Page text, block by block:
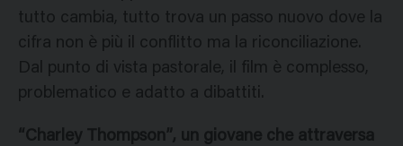
tutto cambia, tutto trova un passo nuovo dove la
cifra non è più il conflitto ma la riconciliazione.
Dal punto di vista pastorale, il film è complesso,
problematico e adatto a dibattiti.
“Charley Thompson”, un giovane che attraversa